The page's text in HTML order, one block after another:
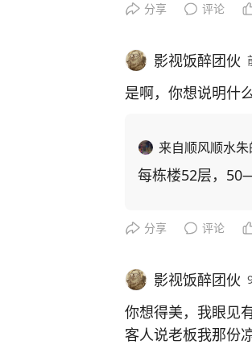
分享 评论
影视饭醉团伙
是啊，你想说明什
来自顺风顺水
每栋楼52层，
分享 评论
影视饭醉团伙
你想得美，我眼见
客人说老板我那份